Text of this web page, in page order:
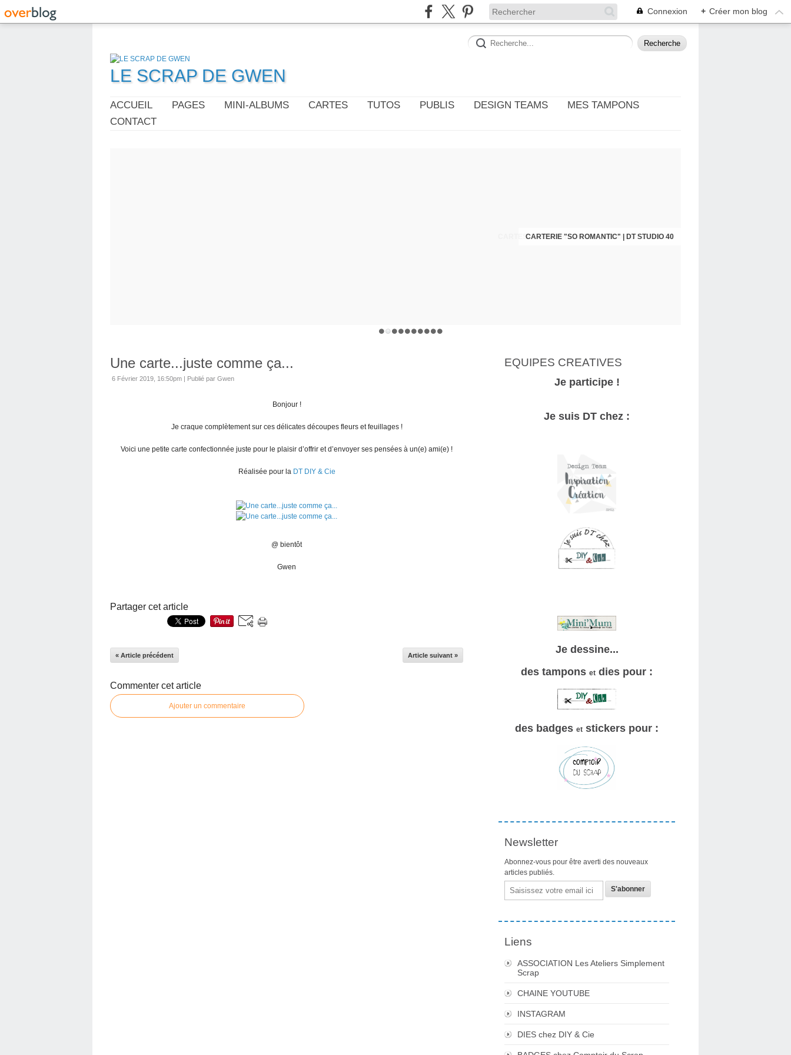
Connexion + Créer mon blog
LE SCRAP DE GWEN
ACCUEIL PAGES MINI-ALBUMS CARTES TUTOS PUBLIS DESIGN TEAMS
MES TAMPONS
CONTACT
CARTERIE "SO ROMANTIC" | DT STUDIO 40
CARTES : THÈME PHOTO ET CINÉMA | DT DIY & CIE
Une carte...juste comme ça...
6 Février 2019, 16:50pm | Publié par Gwen
Bonjour !
Je craque complètement sur ces délicates découpes fleurs et feuillages !
Voici une petite carte confectionnée juste pour le plaisir d’offrir et d’envoyer ses pensées à un(e) ami(e) !
Réalisée pour la DT DIY & Cie
@ bientôt
Gwen
Partager cet article
« Article précédent Article suivant »
Commenter cet article
Ajouter un commentaire
EQUIPES CREATIVES
Je participe !
Je suis DT chez :
Je dessine...
des tampons et dies pour :
des badges et stickers pour :
Newsletter
Abonnez-vous pour être averti des nouveaux
articles publiés.
Email
Liens
ASSOCIATION Les Ateliers Simplement
Scrap
CHAINE YOUTUBE
INSTAGRAM
DIES chez DIY & Cie